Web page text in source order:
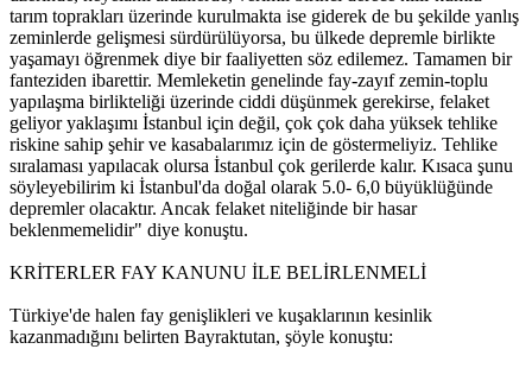
tarım toprakları üzerinde kurulmakta ise giderek de bu şekilde yanlış
zeminlerde gelişmesi sürdürülüyorsa, bu ülkede depremle birlikte
yaşamayı öğrenmek diye bir faaliyetten söz edilemez. Tamamen bir
fanteziden ibarettir. Memleketin genelinde fay-zayıf zemin-toplu
yapılaşma birlikteliği üzerinde ciddi düşünmek gerekirse, felaket
geliyor yaklaşımı İstanbul için değil, çok çok daha yüksek tehlike
riskine sahip şehir ve kasabalarımız için de göstermeliyiz. Tehlike
sıralaması yapılacak olursa İstanbul çok gerilerde kalır. Kısaca şunu
söyleyebilirim ki İstanbul'da doğal olarak 5.0- 6,0 büyüklüğünde
depremler olacaktır. Ancak felaket niteliğinde bir hasar
beklenmemelidir" diye konuştu.
KRİTERLER FAY KANUNU İLE BELİRLENMELİ
Türkiye'de halen fay genişlikleri ve kuşaklarının kesinlik
kazanmadığını belirten Bayraktutan, şöyle konuştu: